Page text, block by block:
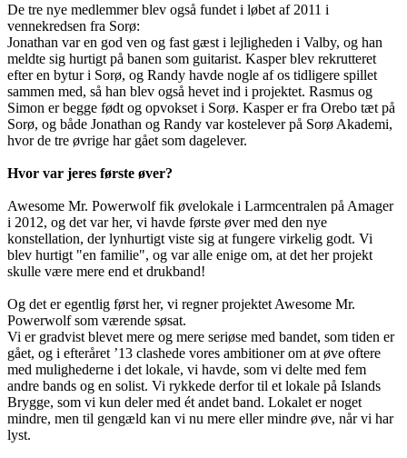
De tre nye medlemmer blev også fundet i løbet af 2011 i
vennekredsen fra Sorø:
Jonathan var en god ven og fast gæst i lejligheden i Valby, og han
meldte sig hurtigt på banen som guitarist. Kasper blev rekrutteret
efter en bytur i Sorø, og Randy havde nogle af os tidligere spillet
sammen med, så han blev også hevet ind i projektet. Rasmus og
Simon er begge født og opvokset i Sorø. Kasper er fra Orebo tæt på
Sorø, og både Jonathan og Randy var kostelever på Sorø Akademi,
hvor de tre øvrige har gået som dagelever.
Hvor var jeres første øver?
Awesome Mr. Powerwolf fik øvelokale i Larmcentralen på Amager
i 2012, og det var her, vi havde første øver med den nye
konstellation, der lynhurtigt viste sig at fungere virkelig godt. Vi
blev hurtigt "en familie", og var alle enige om, at det her projekt
skulle være mere end et drukband!
Og det er egentlig først her, vi regner projektet Awesome Mr.
Powerwolf som værende søsat.
Vi er gradvist blevet mere og mere seriøse med bandet, som tiden er
gået, og i efteråret ’13 clashede vores ambitioner om at øve oftere
med mulighederne i det lokale, vi havde, som vi delte med fem
andre bands og en solist. Vi rykkede derfor til et lokale på Islands
Brygge, som vi kun deler med ét andet band. Lokalet er noget
mindre, men til gengæld kan vi nu mere eller mindre øve, når vi har
lyst.